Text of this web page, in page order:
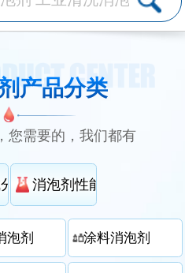
产品分类
您需要的，我们都有
泡剂 涂料消泡剂
分类消泡剂性能分类